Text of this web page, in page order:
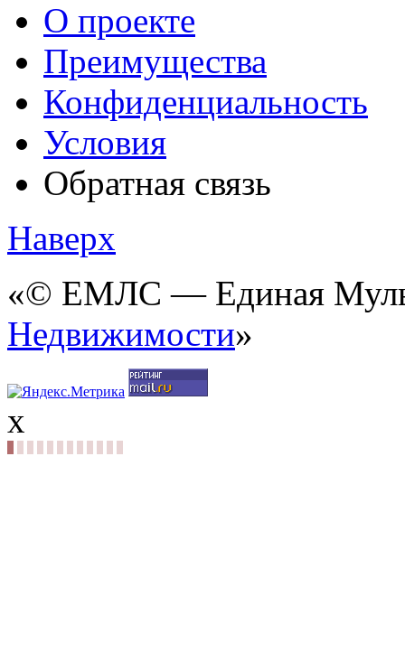
О проекте
Преимущества
Конфиденциальность
Условия
Обратная связь
Наверх
«© ЕМЛС — Единая
Недвижимости»
x